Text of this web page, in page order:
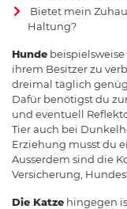
Bietet mein
Haltung?
Hunde
ihrem Besitzer zu
dreimal täglich
Dafür benötigst du
und eventuell
Tier auch bei
Erziehung musst du
Ausserdem sind die
Versicherung,
Die Katze hingegen